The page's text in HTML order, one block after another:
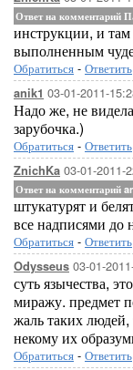
Ответ на комментарий
инструкции, и
выполненным
Обратиться - Ответить
anik1 03-01-2011-
Надо же, не
зарубочка.)
Обратиться - Ответить
ZnichKa 03-01-2011-
Ответ на комментарий
штукатурят и
все надписями до
Обратиться - Ответить
Odysseus 03-01-
суть язычества,
миражу. предмет
жаль таких
некому их
Обратиться - Ответить